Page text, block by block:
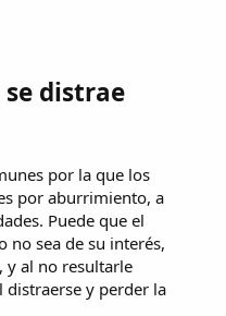
distrae
por la que los
por aburrimiento, a
Puede que el
no sea de su interés,
y al no resultarle
distraerse y perder la